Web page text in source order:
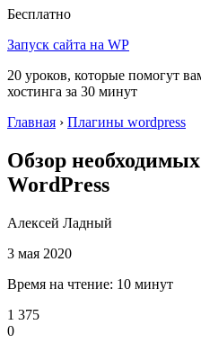
Бесплатно
Запуск сайта на WP
20 уроков, которые помогут
хостинга за 30 минут
Главная › Плагины wordpress
Обзор
WordPress
Алексей Ладный
3 мая 2020
Время на чтение: 10 минут
1 375
0